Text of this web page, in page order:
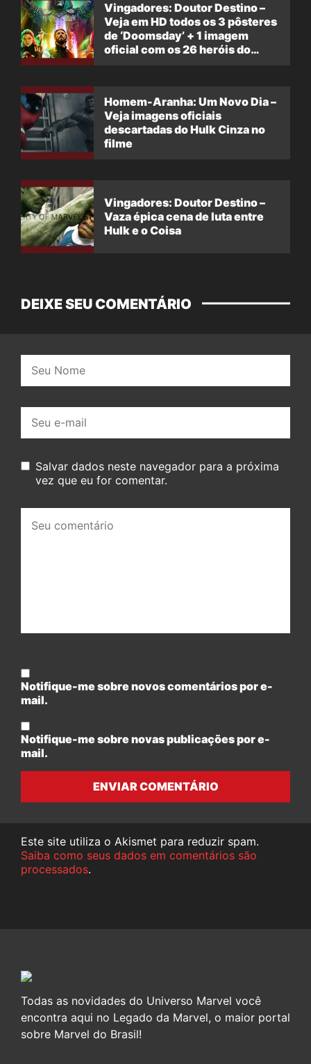
Vingadores: Doutor Destino –
Veja em HD todos os 3 pôsteres
de ‘Doomsday’ + 1 imagem
oficial com os 26 heróis do
Homem-Aranha: Um Novo Dia –
Veja imagens oficiais
descartadas do Hulk Cinza no
filme
Vingadores: Doutor Destino –
Vaza épica cena de luta entre
Hulk e o Coisa
DEIXE SEU COMENTÁRIO
mail:
Salvar dados neste navegador para a próxima
vez que eu for comentar.
comentário:
Notifique-me sobre novos comentários por e-
mail.
Notifique-me sobre novas publicações por e-
mail.
ENVIAR COMENTÁRIO
Este site utiliza o Akismet para reduzir spam.
Saiba como seus dados em comentários são
processados.
Todas as novidades do Universo Marvel você
encontra aqui no Legado da Marvel, o maior portal
sobre Marvel do Brasil!